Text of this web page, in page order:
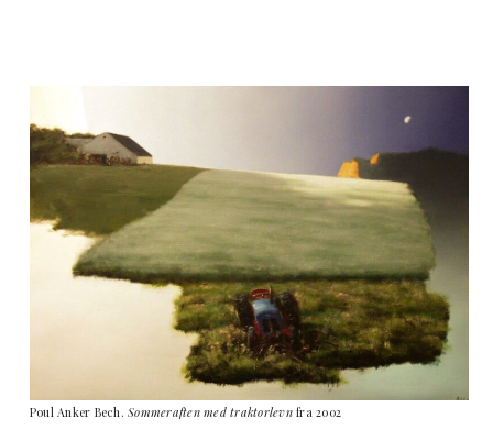
Poul Anker Bech.Sommeraften med traktorlevnfra 2002